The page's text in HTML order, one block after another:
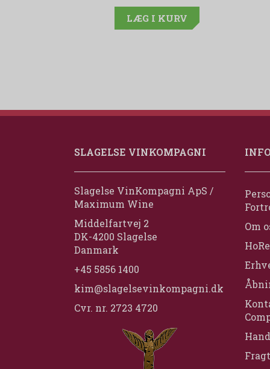
LÆG I KURV
SLAGELSE VINKOMPAGNI
Slagelse VinKompagni ApS /
Maximum Wine
Middelfartvej 2
DK-4200 Slagelse
Danmark
+45 5856 1400
kim@slagelsevinkompagni.dk
Cvr. nr. 2723 4720
Om
Fragt